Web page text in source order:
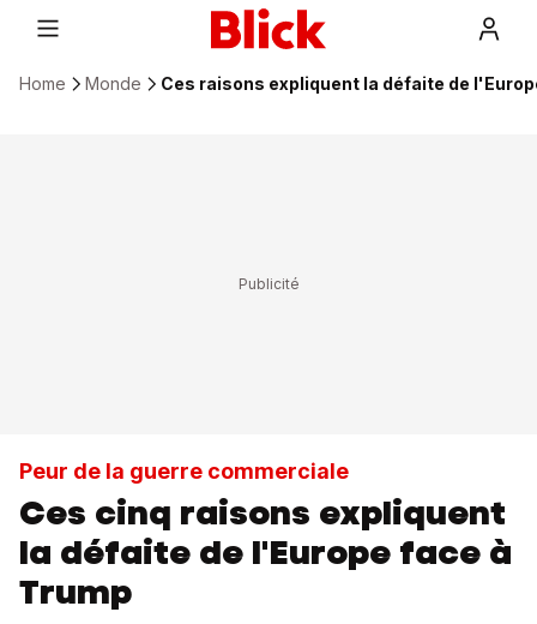
Home Monde Ces raisons expliquent la défaite de
Peur de la guerre commerciale
Ces cinq raisons expliquent
la défaite de l'Europe face à
Trump